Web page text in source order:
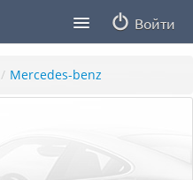
Войти
/ Mercedes-benz